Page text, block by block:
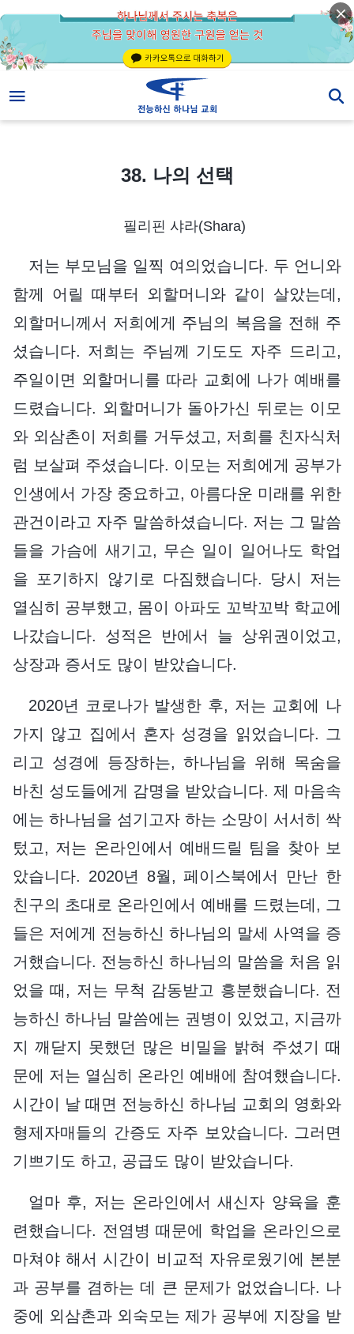
38. 나의 선택
필리핀 샤라(Shara)
저는 부모님을 일찍 여의었습니다. 두 언니와
함께 어릴 때부터 외할머니와 같이 살았는데,
외할머니께서 저희에게 주님의 복음을 전해 주
셨습니다. 저희는 주님께 기도도 자주 드리고,
주일이면 외할머니를 따라 교회에 나가 예배를
드렸습니다. 외할머니가 돌아가신 뒤로는 이모
와 외삼촌이 저희를 거두셨고, 저희를 친자식처
럼 보살펴 주셨습니다. 이모는 저희에게 공부가
인생에서 가장 중요하고, 아름다운 미래를 위한
관건이라고 자주 말씀하셨습니다. 저는 그 말씀
들을 가슴에 새기고, 무슨 일이 일어나도 학업
을 포기하지 않기로 다짐했습니다. 당시 저는
열심히 공부했고, 몸이 아파도 꼬박꼬박 학교에
나갔습니다. 성적은 반에서 늘 상위권이었고,
상장과 증서도 많이 받았습니다.
2020년 코로나가 발생한 후, 저는 교회에 나
가지 않고 집에서 혼자 성경을 읽었습니다. 그
리고 성경에 등장하는, 하나님을 위해 목숨을
바친 성도들에게 감명을 받았습니다. 제 마음속
에는 하나님을 섬기고자 하는 소망이 서서히 싹
텄고, 저는 온라인에서 예배드릴 팀을 찾아 보
았습니다. 2020년 8월, 페이스북에서 만난 한
친구의 초대로 온라인에서 예배를 드렸는데, 그
들은 저에게 전능하신 하나님의 말세 사역을 증
거했습니다. 전능하신 하나님의 말씀을 처음 읽
었을 때, 저는 무척 감동받고 흥분했습니다. 전
능하신 하나님 말씀에는 권병이 있었고, 지금까
지 깨닫지 못했던 많은 비밀을 밝혀 주셨기 때
문에 저는 열심히 온라인 예배에 참여했습니다.
시간이 날 때면 전능하신 하나님 교회의 영화와
형제자매들의 간증도 자주 보았습니다. 그러면
기쁘기도 하고, 공급도 많이 받았습니다.
얼마 후, 저는 온라인에서 새신자 양육을 훈
련했습니다. 전염병 때문에 학업을 온라인으로
마쳐야 해서 시간이 비교적 자유로웠기에 본분
과 공부를 겸하는 데 큰 문제가 없었습니다. 나
중에 외삼촌과 외숙모는 제가 공부에 지장을 받